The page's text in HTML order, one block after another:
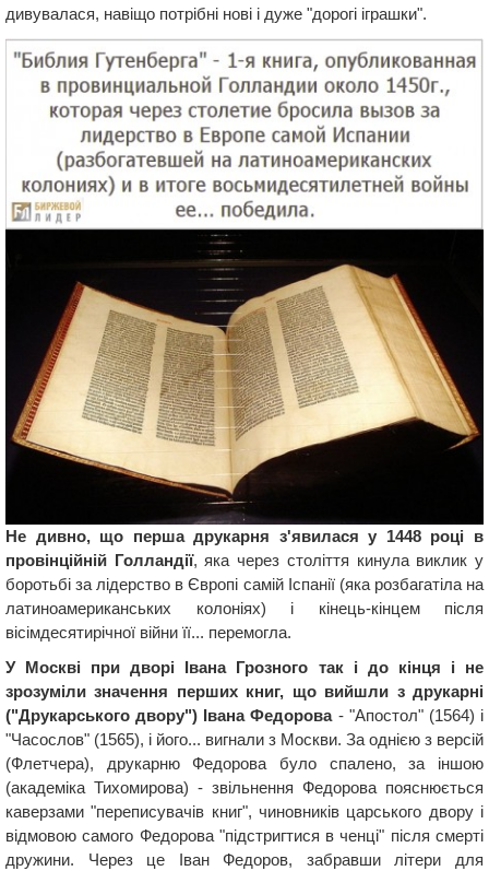
дивувалася, навіщо потрібні нові і дуже "дорогі іграшки".
Не дивно, що перша друкарня з'явилася у 1448 році в
провінційній Голландії, яка через століття кинула виклик у
боротьбі за лідерство в Європі самій Іспанії (яка розбагатіла на
латиноамериканських колоніях) і кінець-кінцем після
вісімдесятирічної війни її... перемогла.
У Москві при дворі Івана Грозного так і до кінця і не
зрозуміли значення перших книг, що вийшли з друкарні
("Друкарського двору") Івана Федорова- "Апостол" (1564) і
"Часослов" (1565), і його... вигнали з Москви. За однією з версій
(Флетчера), друкарню Федорова було спалено, за іншою
(академіка Тихомирова) - звільнення Федорова пояснюється
каверзами "переписувачів книг", чиновників царського двору і
відмовою самого Федорова "підстригтися в ченці" після смерті
дружини. Через це Іван Федоров, забравши літери для